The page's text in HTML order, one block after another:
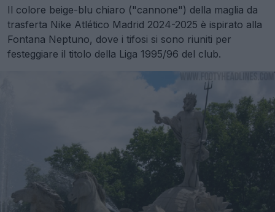
Il colore beige-blu chiaro ("cannone") della maglia da
trasferta Nike Atlético Madrid 2024-2025 è ispirato alla
Fontana Neptuno, dove i tifosi si sono riuniti per
festeggiare il titolo della Liga 1995/96 del club.